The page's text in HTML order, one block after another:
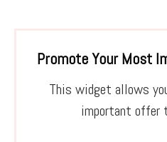
Promote Your Most
This widget allows
important offer